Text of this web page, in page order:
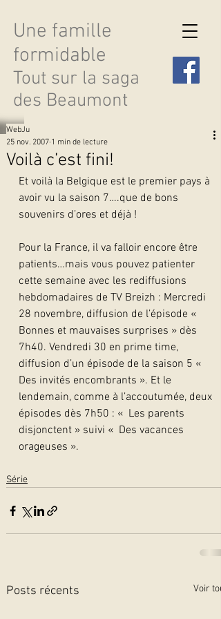
Une famille
formidable
Tout sur la saga
des Beaumont
Découvrir les saisons
Voilà c’est fini!
WebJu
25 nov. 2007 1 min de lecture
Et voilà la Belgique est le premier pays à
avoir vu la saison 7….que de bons
souvenirs d’ores et déjà !
Pour la France, il va falloir encore être
patients…mais vous pouvez patienter
cette semaine avec les rediffusions
hebdomadaires de TV Breizh : Mercredi
28 novembre, diffusion de l’épisode «
Bonnes et mauvaises surprises » dès
7h40. Vendredi 30 en prime time,
diffusion d’un épisode de la saison 5 «
Des invités encombrants ». Et le
lendemain, comme à l’accoutumée, deux
épisodes dès 7h50 : «  Les parents
disjonctent » suivi «  Des vacances
orageuses ».
Série
Posts récents Voir tout